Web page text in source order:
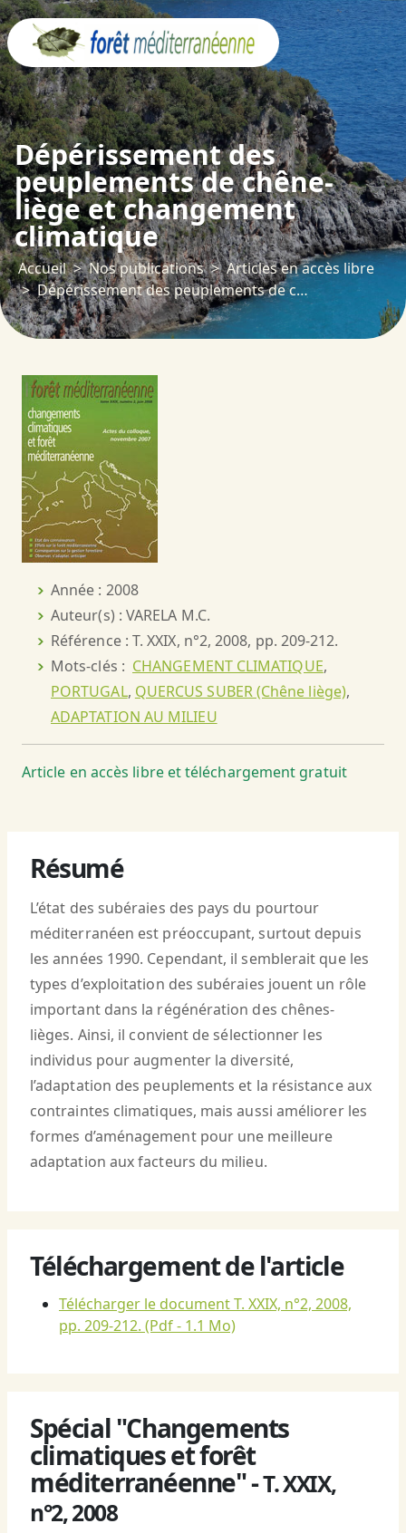
Dépérissement des
peuplements de chêne-
liège et changement
climatique
Accueil Nos publications
Articles en accès libre
Dépérissement des peuplements de chêne-liège et changement climatique
Année : 2008
Auteur(s) : VARELA M.C.
Référence : T. XXIX, n°2, 2008, pp. 209-212.
Mots-clés : CHANGEMENT CLIMATIQUE,
PORTUGAL, QUERCUS SUBER (Chêne liège),
ADAPTATION AU MILIEU
Article en accès libre et téléchargement gratuit
Résumé
L’état des subéraies des pays du pourtour
méditerranéen est préoccupant, surtout depuis
les années 1990. Cependant, il semblerait que les
types d’exploitation des subéraies jouent un rôle
important dans la régénération des chênes-
lièges. Ainsi, il convient de sélectionner les
individus pour augmenter la diversité,
l’adaptation des peuplements et la résistance aux
contraintes climatiques, mais aussi améliorer les
formes d’aménagement pour une meilleure
adaptation aux facteurs du milieu.
Téléchargement de l'article
Télécharger le document T. XXIX, n°2, 2008,
pp. 209-212. (Pdf - 1.1 Mo)
Spécial "Changements
climatiques et forêt
méditerranéenne" -T. XXIX,
n°2, 2008
Panneau de gestion des cookies